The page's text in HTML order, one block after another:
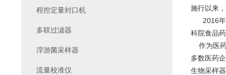
施行以来
2016年
科院食品
作为医药
多数医药
生物采样
程控定量封口机
多联过滤器
浮游菌采样器
流量校准仪